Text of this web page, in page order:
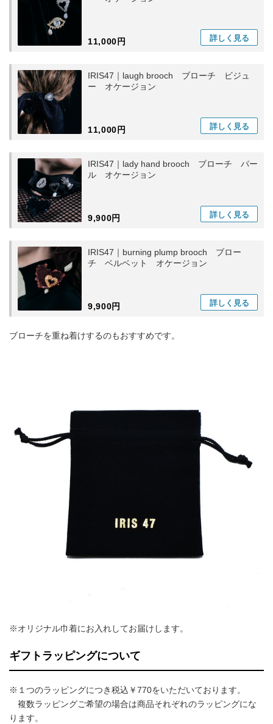
11,000円 詳しく 見る
IRIS47｜laugh brooch ブローチ ビジュ
ー オケージョン
11,000円 詳しく 見る
IRIS47｜lady hand brooch ブローチ パー
ル オケージョン
9,900円 詳しく 見る
IRIS47｜burning plump brooch ブロー
チ ベルベット オケージョン
9,900円 詳しく 見る
ブローチを重ね着けするのもおすすめです。
※オリジナル巾着にお入れしてお届けします。
ギフトラッピングについて
※１つのラッピングにつき税込￥770をいただいております。
複数ラッピングご希望の場合は商品それぞれのラッピングにな
ります。